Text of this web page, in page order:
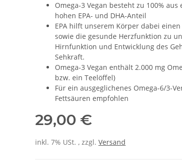
Omega-3 Vegan besteht zu 100%
hohen EPA- und DHA-Anteil
EPA hilft unserem Körper dabei
sowie die gesunde Herzfunktion zu
Hirnfunktion und Entwicklung des
Sehkraft.
Omega-3 Vegan enthält 2.000 mg
bzw. ein Teelöffel)
Für ein ausgeglichenes Omega-6/3-
Fettsäuren empfohlen
29,00 €
inkl. 7% USt. , zzgl. Versand